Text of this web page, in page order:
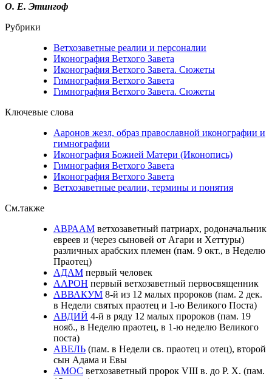
О. Е. Этингоф
Рубрики
Ветхозаветные реалии и персоналии
Иконография Ветхого Завета
Иконография Ветхого Завета. Сюжеты
Гимнография Ветхого Завета
Гимнография Ветхого Завета. Сюжеты
Ключевые слова
Ааронов жезл, образ православной иконографии и
гимнографии
Иконография Божией Матери (Иконопись)
Гимнография Ветхого Завета
Иконография Ветхого Завета
Ветхозаветные реалии, термины и понятия
См.также
АВРААМ ветхозаветный патриарх, родоначальник
евреев и (через сыновей от Агари и Хеттуры)
различных арабских племен (пам. 9 окт., в Неделю
Праотец)
АДАМ первый человек
ААРОН первый ветхозаветный первосвященник
АВВАКУМ 8-й из 12 малых пророков (пам. 2 дек.
в Недели святых праотец и 1-ю Великого Поста)
АВДИЙ 4-й в ряду 12 малых пророков (пам. 19
нояб., в Неделю праотец, в 1-ю неделю Великого
поста)
АВЕЛЬ (пам. в Недели св. праотец и отец), второй
сын Адама и Евы
АМОС ветхозаветный пророк VIII в. до Р. Х. (пам.